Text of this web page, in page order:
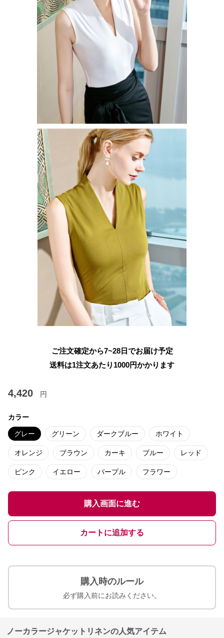
ご注文確定から7~28日でお届け予定
送料は1注文あたり 1000円かかります
4,420 円
カラー
グレー グリーン ダークブルー ホワイト
オレンジ ブラウン カーキ ブルー レッド
ピンク イエロー パープル フラワー
購入画面に進む
カートに追加する
購入時のルール
必ず購入前にお読みください。
ノーカラージャケットリネンの人気アイテム